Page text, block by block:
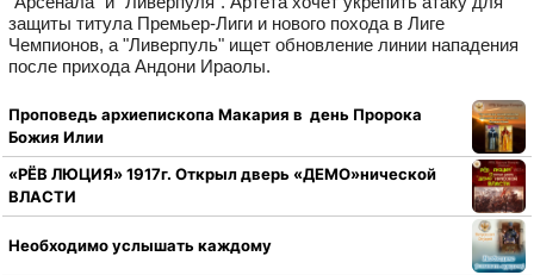
защиты титула Премьер-Лиги и нового похода в Лиге
Чемпионов, а "Ливерпуль" ищет обновление линии нападения
после прихода Андони Ираолы.
Проповедь архиепископа Макария в день Пророка
Божия Илии
«РЁВ ЛЮЦИЯ» 1917г. Открыл дверь «ДЕМО»нической
ВЛАСТИ
Необходимо услышать каждому